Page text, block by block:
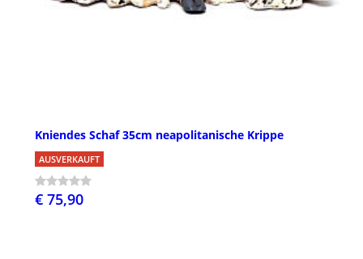
Kniendes Schaf 35cm neapolitanische Krippe
AUSVERKAUFT
€ 75,90